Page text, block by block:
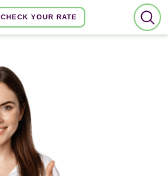
CHECK YOUR RATE